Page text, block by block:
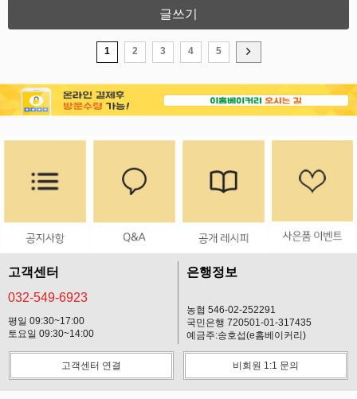
글쓰기
1 2 3 4 5
고객센터
032-549-6923
평일 09:30~17:00
토요일 09:30~14:00
은행정보
농협 546-02-252291
국민은행 720501-01-317435
예금주:송호섭(e홈베이커리)
고객센터 연결 비회원 1:1 문의